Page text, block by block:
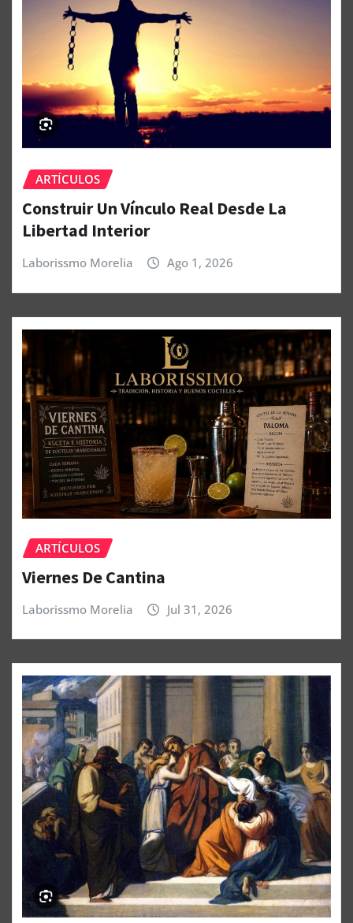
ARTÍCULOS
Construir Un Vínculo Real Desde La
Libertad Interior
Laborissmo Morelia Ago 1, 2026
ARTÍCULOS
Viernes De Cantina
Laborissmo Morelia Jul 31, 2026